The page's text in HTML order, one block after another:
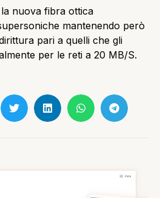
nuova fibra ottica
mantenendo però
pari a quelli che gli
per le reti a 20 MB/S.